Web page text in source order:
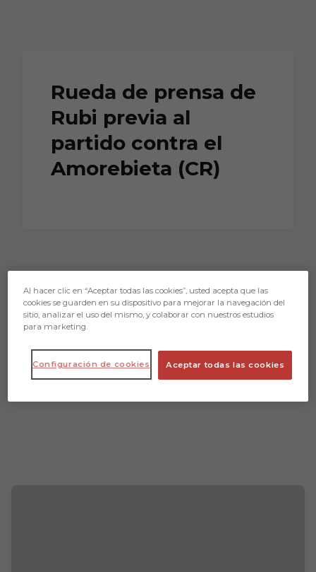
Rueda de prensa de
Rubi previa al
partido contra el
Amorebieta (CR)
Al hacer clic en “Aceptar todas las cookies”, usted acepta que las
cookies se guarden en su dispositivo para mejorar la navegación del
sitio, analizar el uso del mismo, y colaborar con nuestros estudios
para marketing.
Aceptar todas las cookies
Configuración de cookies